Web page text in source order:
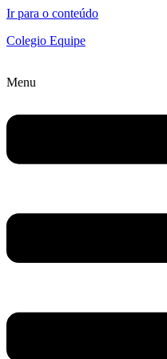
Ir para o conteúdo
Colegio Equipe
Menu